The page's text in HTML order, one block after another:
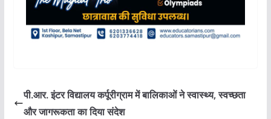
पी.आर. इंटर विद्यालय कर्पूरीग्राम में बालिकाओं ने स्वास्थ्य, स्वच्छता
और जागरूकता का दिया संदेश